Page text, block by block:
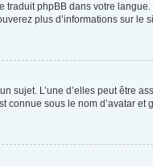
phpBB dans votre
plus d’informations sur le
sujet. L’une d’elles peut être
sous le nom d’avatar